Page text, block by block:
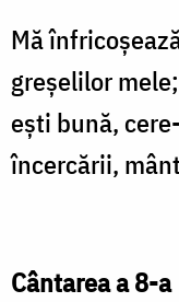
Mă
greşelilor
eşti bună,
încercării,
Cântarea a 8-a